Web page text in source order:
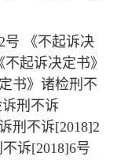
号 《不起诉决
起诉决定书》
书》诸检刑不
刑不诉
刑不诉[2018]2
诉[2018]6号